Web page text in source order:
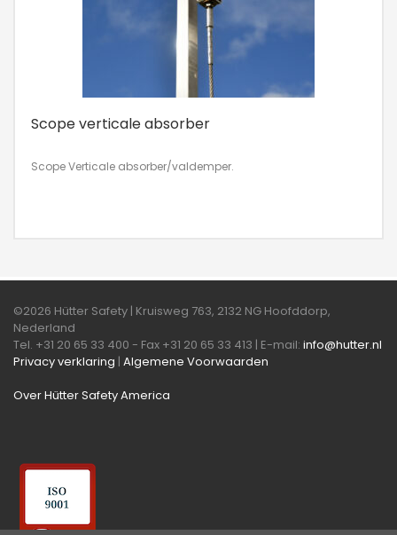
Scope verticale absorber
Scope Verticale absorber/valdemper.
©2026 Hütter Safety | Kruisweg 763, 2132 NG Hoofddorp,
Nederland
Tel. +31 20 65 33 400 - Fax +31 20 65 33 413 | E-mail: info@hutter.nl
Privacy verklaring | Algemene Voorwaarden
Over Hütter Safety America